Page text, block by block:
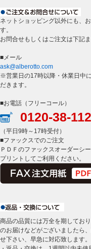
ネットショッピング以外にも、
す。
お問合せもしくはご注文は下記
■メール
ask@alberotto.com
※営業日の17時以降・休業日中
だきます。
■お電話（フリーコール）
0120-38-
（平日9時～17時受付）
■ファックスでのご注文
ＰＤＦのファックスオーダーシ
プリントしてご利用ください。
商品の品質には万全を期してお
のお届けなどがございましたら
せ下さい、早急に対応致します。